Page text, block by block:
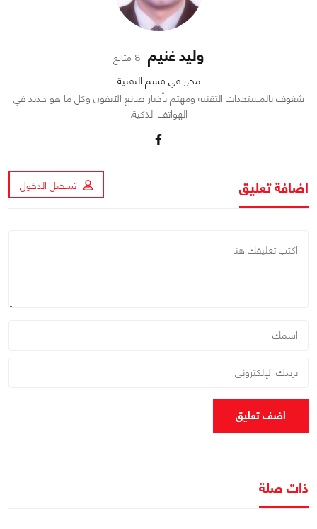
وليد غنيم 8 متابع
محرر في قسم التقنية
شغوف بالمستجدات التقنية ومهتم بأخبار صانع الآيفون وكل ما هو جديد في
الهواتف الذكية.
اضافة تعليق تسجيل الدخول
اضف تعليق
ذات صلة